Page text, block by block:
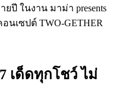
ปี ในงาน มาม่า presents
อนเซปต์ TWO-GETHER
เด็ดทุกโชว์ ไม่